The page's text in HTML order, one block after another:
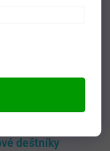
deštníky